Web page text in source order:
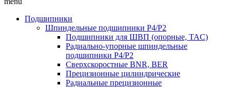
Подшипники
Шпиндельные подшипники P4/P2
Подшипники для ШВП (опорные, TAC)
Радиально-упорные шпиндельные
подшипники P4/P2
Сверхскоростные BNR, BER
Прецизионные цилиндрические
Радиальные прецизионные